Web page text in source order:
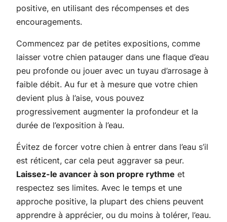
positive, en utilisant des récompenses et des
encouragements.
Commencez par de petites expositions, comme
laisser votre chien patauger dans une flaque d’eau
peu profonde ou jouer avec un tuyau d’arrosage à
faible débit. Au fur et à mesure que votre chien
devient plus à l’aise, vous pouvez
progressivement augmenter la profondeur et la
durée de l’exposition à l’eau.
Évitez de forcer votre chien à entrer dans l’eau s’il
est réticent, car cela peut aggraver sa peur.
Laissez-le avancer à son propre rythme et
respectez ses limites. Avec le temps et une
approche positive, la plupart des chiens peuvent
apprendre à apprécier, ou du moins à tolérer, l’eau.